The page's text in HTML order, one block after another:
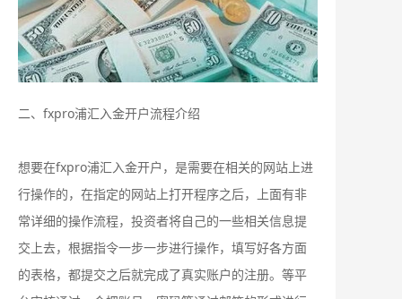
二、fxpro浦汇入金开户流程介绍
想要在fxpro浦汇入金开户，是需要在相关的网站上进
行操作的，在指定的网站上打开程序之后，上面有非
常详细的操作流程，投资者将自己的一些相关信息提
交上去，根据指令一步一步进行操作，填写好各方面
的表格，都提交之后就完成了真实账户的注册。等平